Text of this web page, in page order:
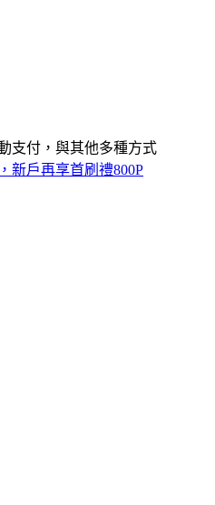
支付，與其他多種方式
新戶再享首刷禮800P